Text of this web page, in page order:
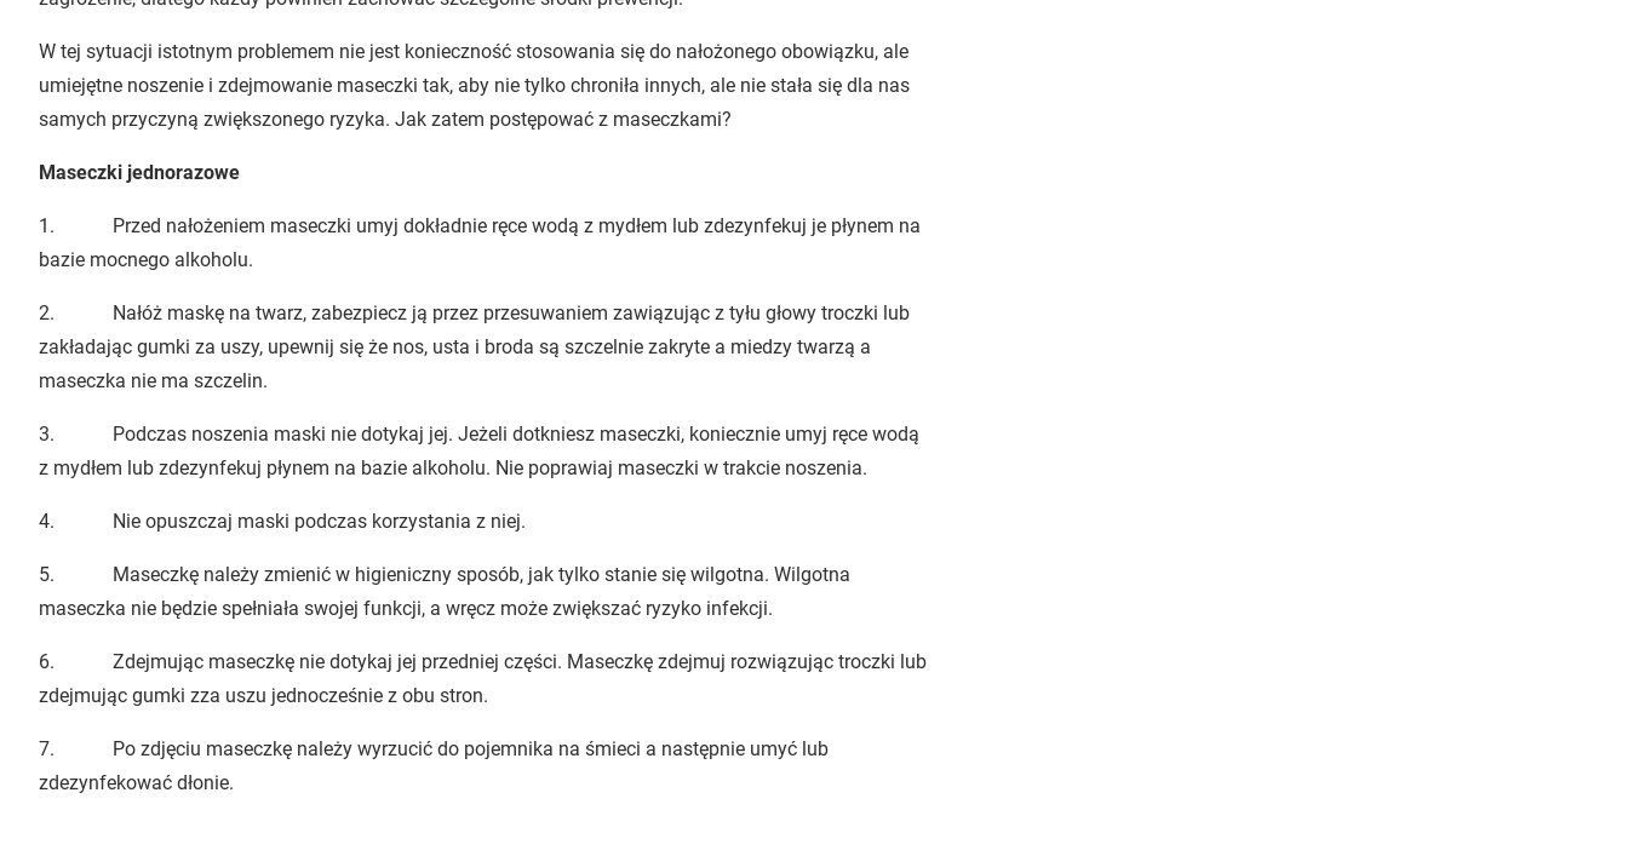
W tej sytuacji istotnym problemem nie jest konieczność stosowania się do nałożonego obowiązku, ale
umiejętne noszenie i zdejmowanie maseczki tak, aby nie tylko chroniła innych, ale nie stała się dla nas
samych przyczyną zwiększonego ryzyka. Jak zatem postępować z maseczkami?
Maseczki jednorazowe
1. Przed nałożeniem maseczki umyj dokładnie ręce wodą z mydłem lub zdezynfekuj je płynem na
bazie mocnego alkoholu.
2. Nałóż maskę na twarz, zabezpiecz ją przez przesuwaniem zawiązując z tyłu głowy troczki lub
zakładając gumki za uszy, upewnij się że nos, usta i broda są szczelnie zakryte a miedzy twarzą a
maseczka nie ma szczelin.
3. Podczas noszenia maski nie dotykaj jej. Jeżeli dotkniesz maseczki, koniecznie umyj ręce wodą
z mydłem lub zdezynfekuj płynem na bazie alkoholu. Nie poprawiaj maseczki w trakcie noszenia.
4. Nie opuszczaj maski podczas korzystania z niej.
5. Maseczkę należy zmienić w higieniczny sposób, jak tylko stanie się wilgotna. Wilgotna
maseczka nie będzie spełniała swojej funkcji, a wręcz może zwiększać ryzyko infekcji.
6. Zdejmując maseczkę nie dotykaj jej przedniej części. Maseczkę zdejmuj rozwiązując troczki lub
zdejmując gumki zza uszu jednocześnie z obu stron.
7. Po zdjęciu maseczkę należy wyrzucić do pojemnika na śmieci a następnie umyć lub
zdezynfekować dłonie.